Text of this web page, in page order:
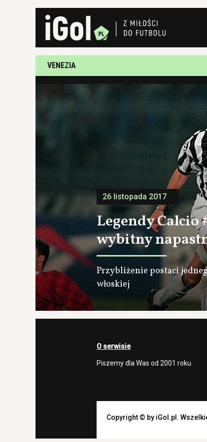
VENEZIA
26 listopada 2017
Legendy
wybitny
Przybliżenie postaci
włoskiej
O serwisie
Piszemy dla Was od 2001 roku
Copyright © by iGol.pl.